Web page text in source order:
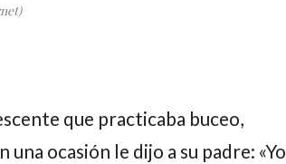
que practicaba buceo,
ocasión le dijo a su padre: «Yo